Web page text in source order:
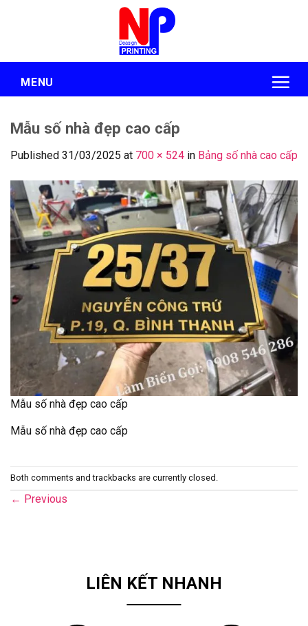
MENU
Mẫu số nhà đẹp cao cấp
Published 31/03/2025 at 700 × 524 in Bảng số nhà cao cấp
Mẫu số nhà đẹp cao cấp
Mẫu số nhà đẹp cao cấp
Both comments and trackbacks are currently closed.
← Previous
LIÊN KẾT NHANH